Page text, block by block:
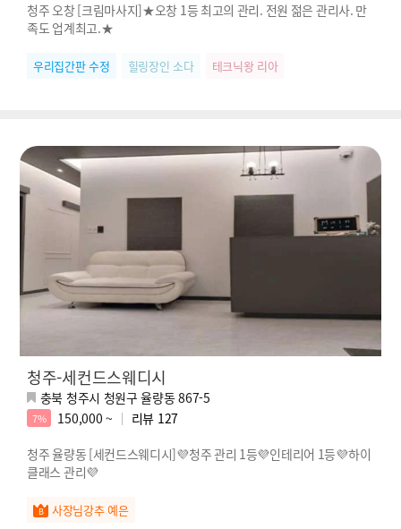
청주 오창 [크림마사지]★오창 1등 최고의 관리. 전원 젊은 관리사. 만
족도 업계최고.★
우리집간판 수정 힐링장인 소다 테크닉왕 리아
청주-세컨드스웨디시
충북 청주시 청원구 율량동 867-5
7% 150,000 ~ 리뷰 127
청주 율량동 [세컨드스웨디시]💜청주 관리 1등💜인테리어 1등💜하이
클래스 관리💜
사장님강추 예은